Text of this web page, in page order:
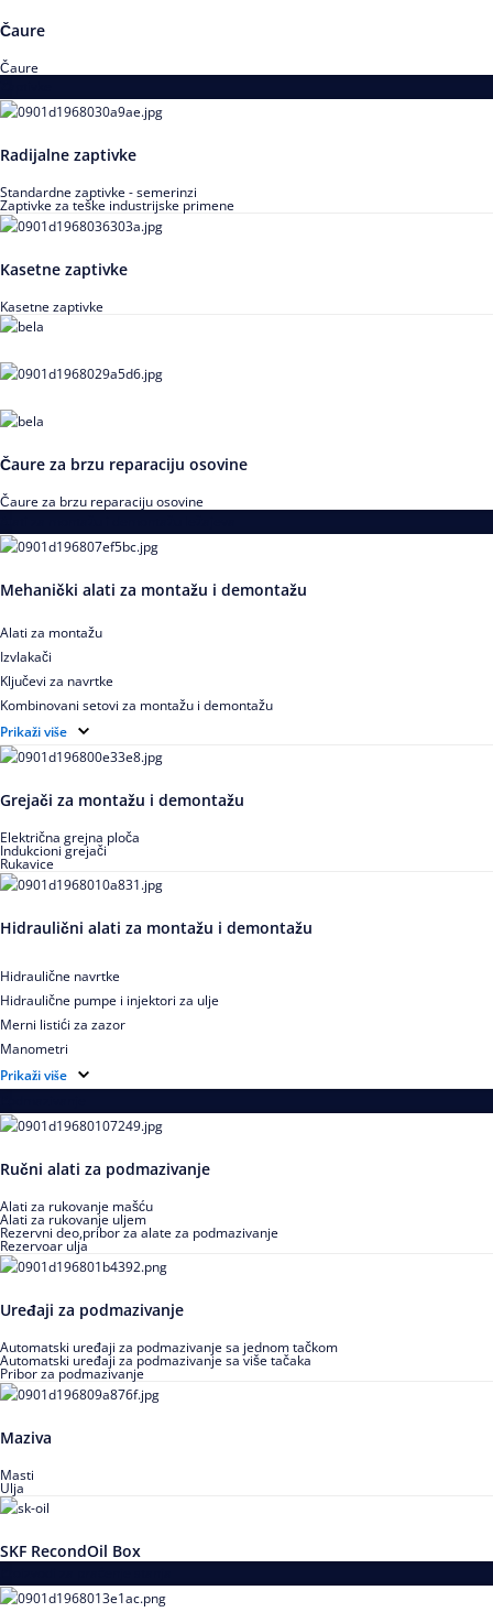
Čaure
Čaure
Radijalne zaptivke
Standardne zaptivke - semerinzi
Zaptivke za teške industrijske primene
Kasetne zaptivke
Kasetne zaptivke
Čaure za brzu reparaciju osovine
Čaure za brzu reparaciju osovine
Mehanički alati za montažu i demontažu
Alati za montažu
Izvlakači
Ključevi za navrtke
Kombinovani setovi za montažu i demontažu
Pribor za izvlačenje ležajeva
Prikaži više
Grejači za montažu i demontažu
Električna grejna ploča
Indukcioni grejači
Rukavice
Hidraulični alati za montažu i demontažu
Hidraulične navrtke
Hidraulične pumpe i injektori za ulje
Merni listići za zazor
Manometri
Hidraulično ulje za montažu i demontažu
Prikaži više
Ručni alati za podmazivanje
Alati za rukovanje mašću
Alati za rukovanje uljem
Rezervni deo,pribor za alate za podmazivanje
Rezervoar ulja
Uređaji za podmazivanje
Automatski uređaji za podmazivanje sa jednom tačkom
Automatski uređaji za podmazivanje sa više tačaka
Pribor za podmazivanje
Maziva
Masti
Ulja
SKF RecondOil Box